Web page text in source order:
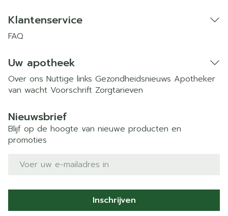
Klantenservice
FAQ
Uw apotheek
Over ons Nuttige links Gezondheidsnieuws Apotheker
van wacht Voorschrift Zorgtarieven
Nieuwsbrief
Blijf op de hoogte van nieuwe producten en
promoties
E-mail adres
Inschrijven